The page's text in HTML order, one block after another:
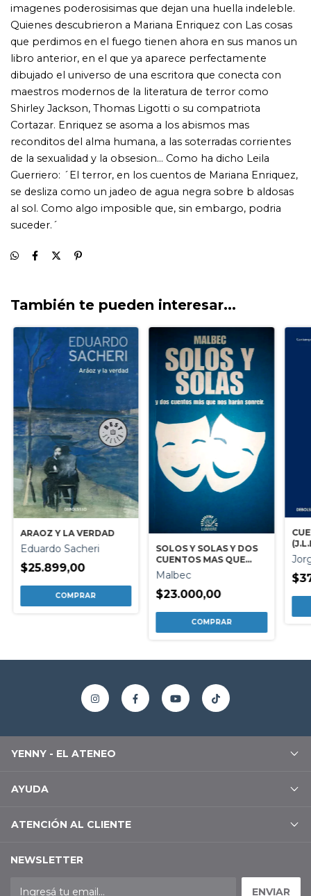
También te pueden interesar...
ARAOZ Y LA VERDAD
Eduardo Sacheri
$25.899,00
SOLOS Y SOLAS Y DOS
CUENTOS MAS QUE
NOS HARAN SONREIR
Malbec
$23.000,00
YENNY - EL ATENEO
AYUDA
ATENCIÓN AL CLIENTE
NEWSLETTER